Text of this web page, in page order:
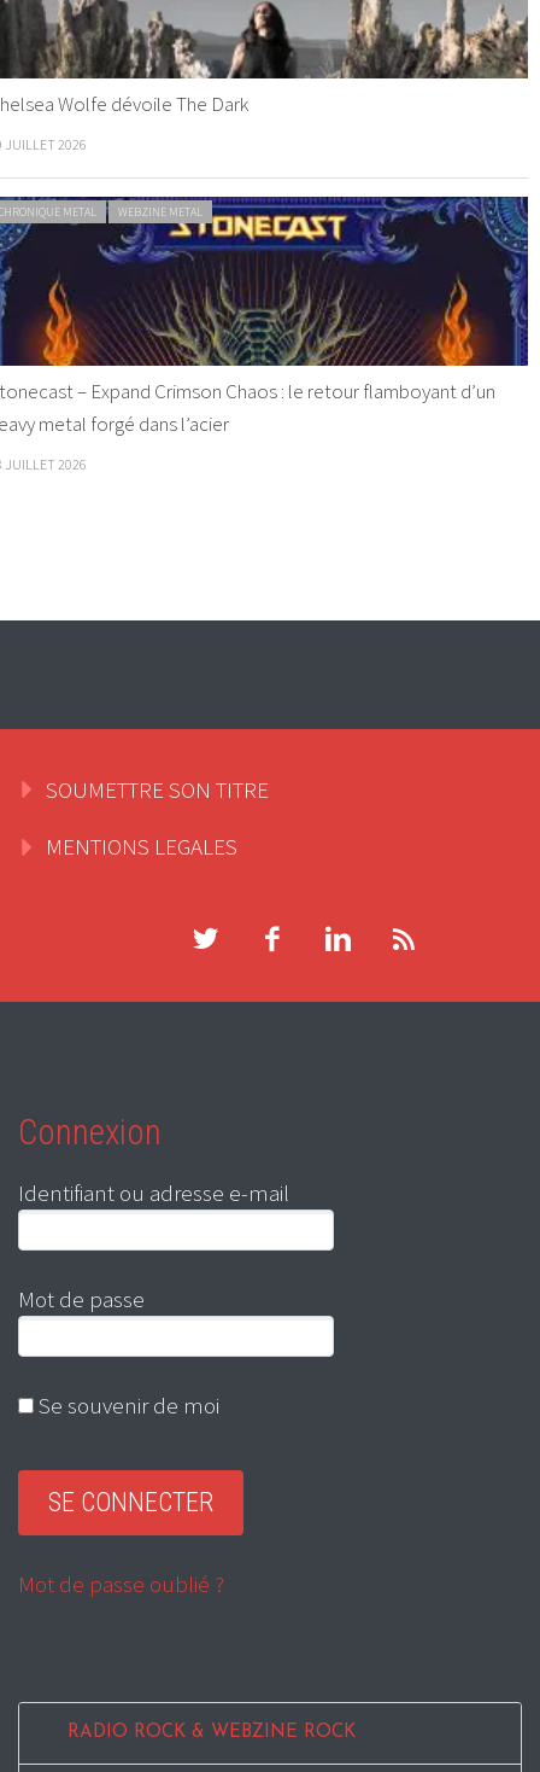
Wolfe dévoile The Dark
JUILLET 2026
METAL WEBZINE METAL
– Expand Crimson Chaos : le retour flamboyant d’un
metal forgé dans l’acier
JUILLET 2026
SOUMETTRE SON TITRE
MENTIONS LEGALES
Connexion
Identifiant ou adresse e-mail
Mot de passe
Se souvenir de moi
Mot de passe oublié ?
RADIO ROCK & WEBZINE ROCK